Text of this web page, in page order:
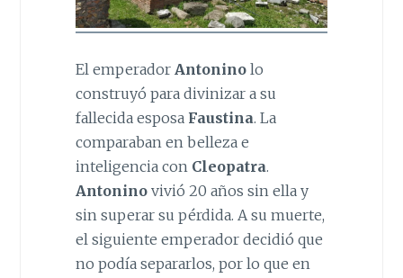
El emperador Antoninolo
construyó para divinizar a su
fallecida esposa Faustina. La
comparaban en belleza e
inteligencia con Cleopatra.
Antoninovivió 20 años sin ella y
sin superar su pérdida. A su muerte,
el siguiente emperador decidió que
no podía separarlos, por lo que en